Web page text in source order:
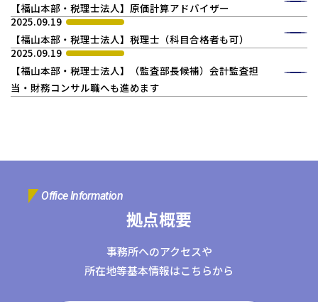
MyKomon
お問い合わせフォーム
東京本社
大阪本部北大阪本部
【福山本部・税理士法人】原価計算アドバイザー
2025.09.19
【福山本部・税理士法人】税理士（科目合格者も可）
2025.09.19
【福山本部・税理士法人】（監査部長候補）会計監査担
当・財務コンサル職へも進めます
Office Information
拠点概要
事務所へのアクセスや
所在地等基本情報はこちらから